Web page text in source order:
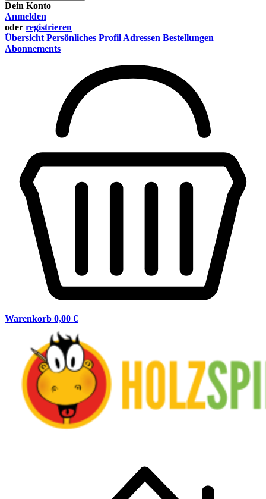
Dein Konto
Anmelden
oder registrieren
Übersicht Persönliches Profil Adressen Bestellungen
Abonnements
Warenkorb 0,00 €